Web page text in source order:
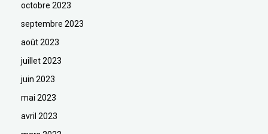
octobre 2023
septembre 2023
août 2023
juillet 2023
juin 2023
mai 2023
avril 2023